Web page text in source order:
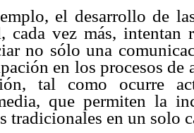
el desarrollo de
cada vez más, intentan
no sólo una
en los procesos de
tal como ocurre
que permiten la
tradicionales en un solo